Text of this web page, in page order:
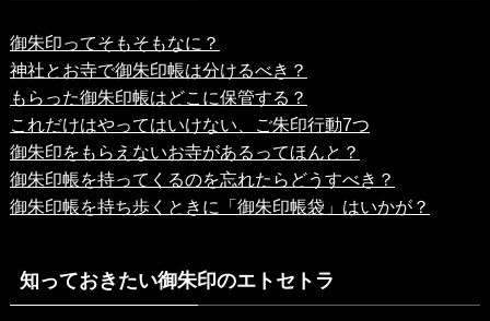
御朱印ってそもそもなに？
神社とお寺で御朱印帳は分けるべき？
もらった御朱印帳はどこに保管する？
これだけはやってはいけない、ご朱印行動7つ
御朱印をもらえないお寺があるってほんと？
御朱印帳を持ってくるのを忘れたらどうすべき？
御朱印帳を持ち歩くときに「御朱印帳袋」はいかが？
知っておきたい御朱印のエトセトラ